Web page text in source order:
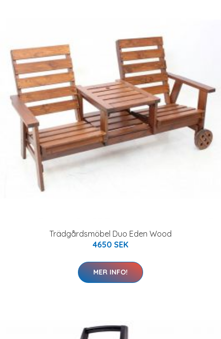
Trädgårdsmöbel Duo Eden Wood
4650 SEK
MER INFO!